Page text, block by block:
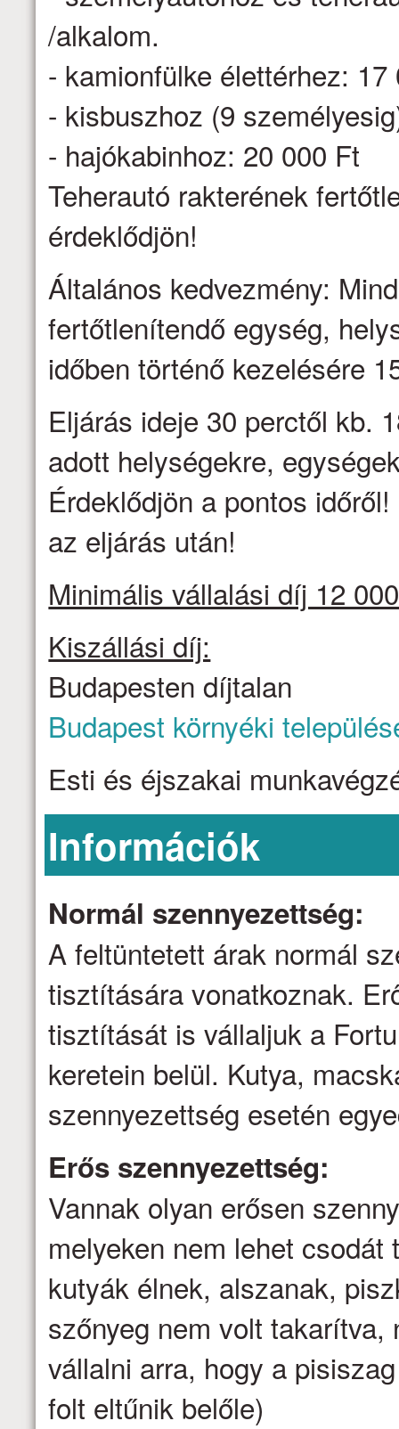
/alkalom.
- kamionfülke élettérhez: 17
- kisbuszhoz (9
- hajókabinhoz: 20 000 Ft
Teherautó rakterének
érdeklődjön!
Általános kedvezmény:
fertőtlenítendő egység,
időben történő kezelésére
Eljárás ideje 30 perctől kb.
adott helységekre,
Érdeklődjön a pontos
az eljárás után!
Minimális vállalási díj 12
Kiszállási díj:
Budapesten díjtalan
Budapest környéki
Esti és éjszakai
Információk
Normál szennyezettség:
A feltüntetett árak normál
tisztítására vonatkoznak.
tisztítását is vállaljuk a
keretein belül. Kutya,
szennyezettség esetén
Erős szennyezettség:
Vannak olyan erősen
melyeken nem lehet
kutyák élnek, alszanak,
szőnyeg nem volt
vállalni arra, hogy a
folt eltűnik belőle)